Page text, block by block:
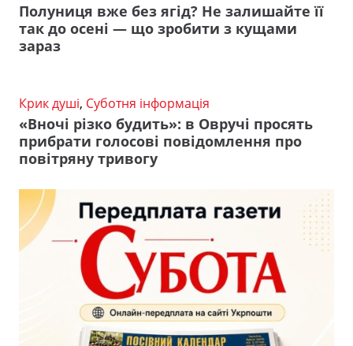
Полуниця вже без ягід? Не залишайте її
так до осені — що зробити з кущами
зараз
Крик душі, Суботня інформація
«Вночі різко будить»: в Овручі просять
прибрати голосові повідомлення про
повітряну тривогу